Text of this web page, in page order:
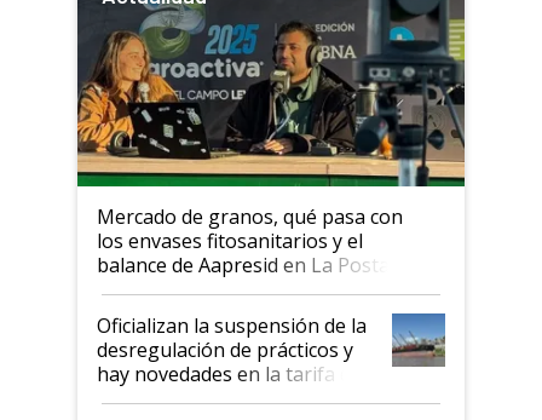
Mercado de granos, qué pasa con
los envases fitosanitarios y el
balance de Aapresid en La Posta
Oficializan la suspensión de la
desregulación de prácticos y
hay novedades en la tarifa de
la hidrovía